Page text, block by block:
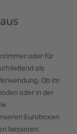
oder für
als
Ob im
oder in der
Euroboxen
besseren